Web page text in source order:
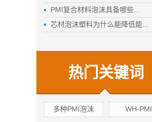
PMI复合材料泡沫具备哪些...
芯材泡沫塑料为什么能降低能...
热门关键词
多种PMI泡沫 WH-PMI